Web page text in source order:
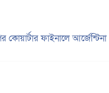
ফাইনালে আর্জেন্টিনা